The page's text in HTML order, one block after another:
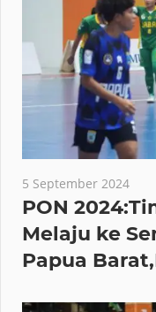
5 September 2024
PON
Melaju ke
Papua